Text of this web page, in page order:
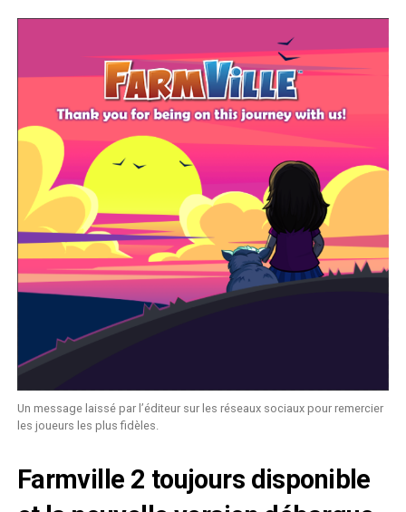
Un message laissé par l’éditeur sur les réseaux sociaux pour remercier
les joueurs les plus fidèles.
Farmville 2 toujours disponible